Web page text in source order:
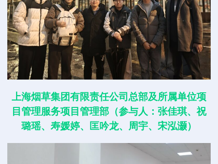
上海烟草集团有限责任公司总部及所属单位项
目管理服务项目管理部（参与人：张佳琪、祝
璐瑶、寿媛婷、匡吟龙、周宇、宋泓灏）